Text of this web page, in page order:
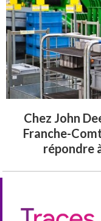
Chez John
Franche-
répondre